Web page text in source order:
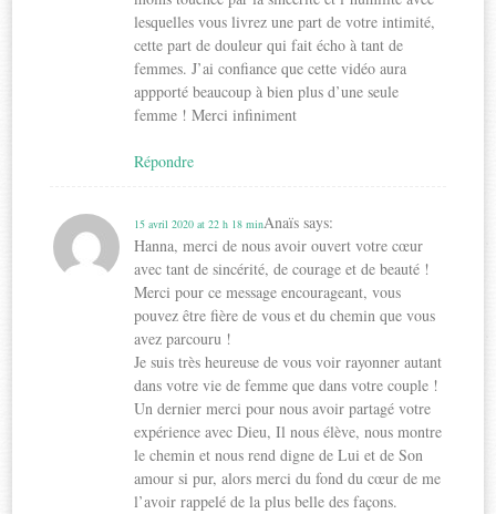
lesquelles vous livrez une part de votre intimité,
cette part de douleur qui fait écho à tant de
femmes. J’ai confiance que cette vidéo aura
appporté beaucoup à bien plus d’une seule
femme ! Merci infiniment
Répondre
Anaïs says:
15 avril 2020 at 22 h 18 min
Hanna, merci de nous avoir ouvert votre cœur
avec tant de sincérité, de courage et de beauté !
Merci pour ce message encourageant, vous
pouvez être fière de vous et du chemin que vous
avez parcouru !
Je suis très heureuse de vous voir rayonner autant
dans votre vie de femme que dans votre couple !
Un dernier merci pour nous avoir partagé votre
expérience avec Dieu, Il nous élève, nous montre
le chemin et nous rend digne de Lui et de Son
amour si pur, alors merci du fond du cœur de me
l’avoir rappelé de la plus belle des façons.